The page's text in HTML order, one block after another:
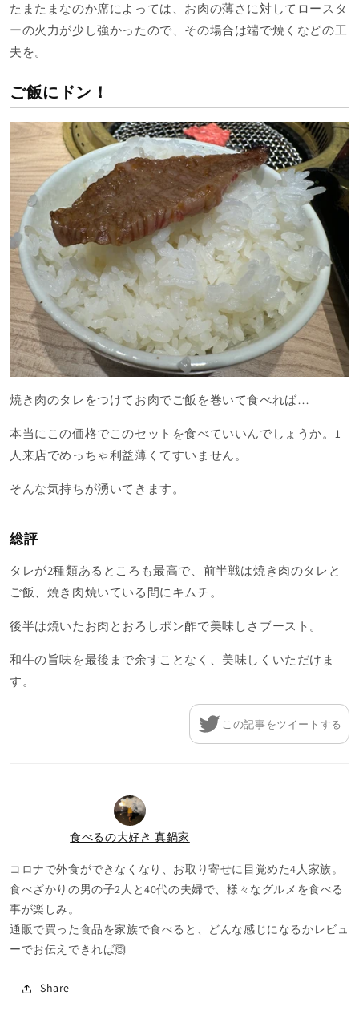
たまたまなのか席によっては、お肉の薄さに対してロースタ
ーの火力が少し強かったので、その場合は端で焼くなどの工
夫を。
ご飯にドン！
焼き肉のタレをつけてお肉でご飯を巻いて食べれば…
本当にこの価格でこのセットを食べていいんでしょうか。1
人来店でめっちゃ利益薄くてすいません。
そんな気持ちが湧いてきます。
総評
タレが2種類あるところも最高で、前半戦は焼き肉のタレと
ご飯、焼き肉焼いている間にキムチ。
後半は焼いたお肉とおろしポン酢で美味しさブースト。
和牛の旨味を最後まで余すことなく、美味しくいただけま
す。
この記事をツイートする
食べるの大好き 真鍋家
コロナで外食ができなくなり、お取り寄せに目覚めた4人家族。
食べざかりの男の子2人と40代の夫婦で、様々なグルメを食べる
事が楽しみ。
通販で買った食品を家族で食べると、どんな感じになるかレビュ
ーでお伝えできれば🙆
Share